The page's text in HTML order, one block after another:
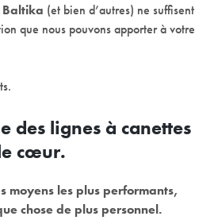
(et bien d’autres) ne suffisent
que nous pouvons apporter à votre
des lignes à canettes
cœur.
moyens les plus performants,
chose de plus personnel.